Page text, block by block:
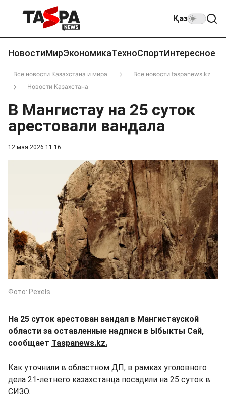
Қаз
НовостиМирЭкономикаТехноСпортИнтересное
Все новости Казахстана и мира
Все новости taspanews.kz
Новости Казахстана
12 мая 2026 11:16
В Мангистау на 25 суток
арестовали вандала
Фото: Pexels
На 25 суток арестован вандал в Мангистауской
области за оставленные надписи в Ыбыкты Сай,
сообщает Taspanews.kz.
Как уточнили в областном ДП, в рамках уголовного
дела 21-летнего казахстанца посадили на 25 суток в
СИЗО.